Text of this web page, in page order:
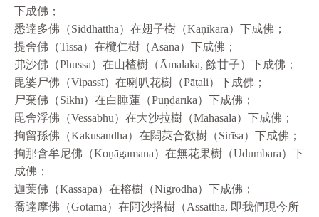
下成佛；
悉達多佛（Siddhattha）在翅子樹（Kaṇikāra）下成佛；
提舍佛（Tissa）在欖仁樹（Asana）下成佛；
弗沙佛（Phussa）在山楂樹（Āmalaka, 餘甘子）下成佛；
毘婆尸佛（Vipassī）在喇叭花樹（Pāṭali）下成佛；
尸棄佛（Sikhī）在白睡蓮（Puṇḍarīka）下成佛；
毘舍浮佛（Vessabhū）在大沙拉樹（Mahāsāla）下成佛；
拘留孫佛（Kakusandha）在闊莢合歡樹（Sirīsa）下成佛；
拘那含牟尼佛（Koṇāgamana）在無花果樹（Udumbara）下
成佛；
迦葉佛（Kassapa）在榕樹（Nigrodha）下成佛；
喬達摩佛（Gotama）在阿沙搭樹（Assattha, 即我們現今所